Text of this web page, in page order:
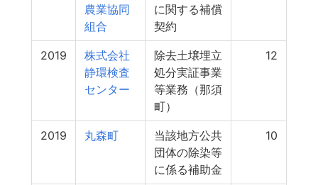
農業協同
組合
に関する補償
契約
2019
株式会社
静環検査
センター
除去土壌埋立
処分実証事業
等業務（那須
町）
12
2019 丸森町
当該地方公共
団体の除染等
に係る補助金
10